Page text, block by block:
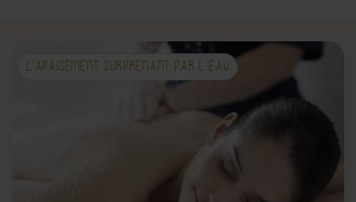
L'APAISEMENT SURPRENANT PAR L’EAU